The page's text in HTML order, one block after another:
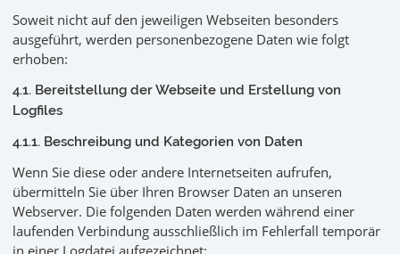
Soweit nicht auf den jeweiligen Webseiten besonders
ausgeführt, werden personenbezogene Daten wie folgt
erhoben:
4.1. Bereitstellung der Webseite und Erstellung von
Logfiles
4.1.1. Beschreibung und Kategorien von Daten
Wenn Sie diese oder andere Internetseiten aufrufen,
übermitteln Sie über Ihren Browser Daten an unseren
Webserver. Die folgenden Daten werden während einer
laufenden Verbindung ausschließlich im Fehlerfall temporär